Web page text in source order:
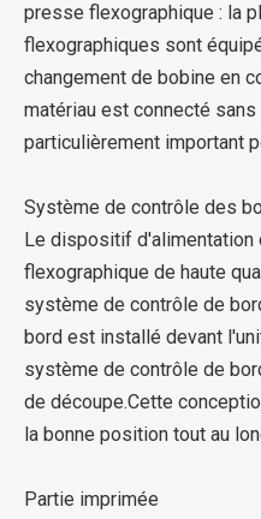
presse flexographique : la
flexographiques sont
changement de bobine en
matériau est connecté
particulièrement important
Système de contrôle des
Le dispositif d'alimentation
flexographique de haute
système de contrôle de
bord est installé devant
système de contrôle de
de découpe.Cette
la bonne position tout au
Partie imprimée